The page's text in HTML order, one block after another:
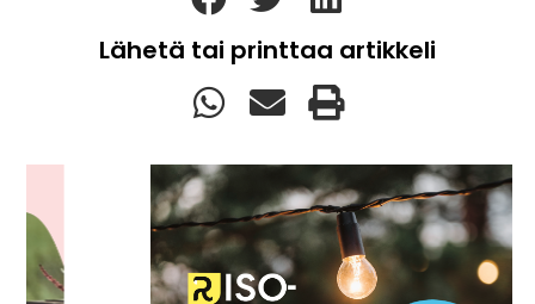
Lähetä tai printtaa artikkeli